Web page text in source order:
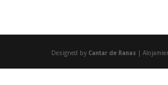
Designed by Cantar de Ranas |